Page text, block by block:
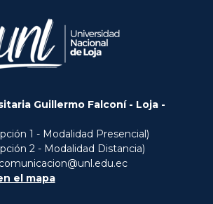
Guillermo Falconí - Loja -
1 - Modalidad Presencial)
2 - Modalidad Distancia)
comunicacion@unl.edu.ec
el mapa